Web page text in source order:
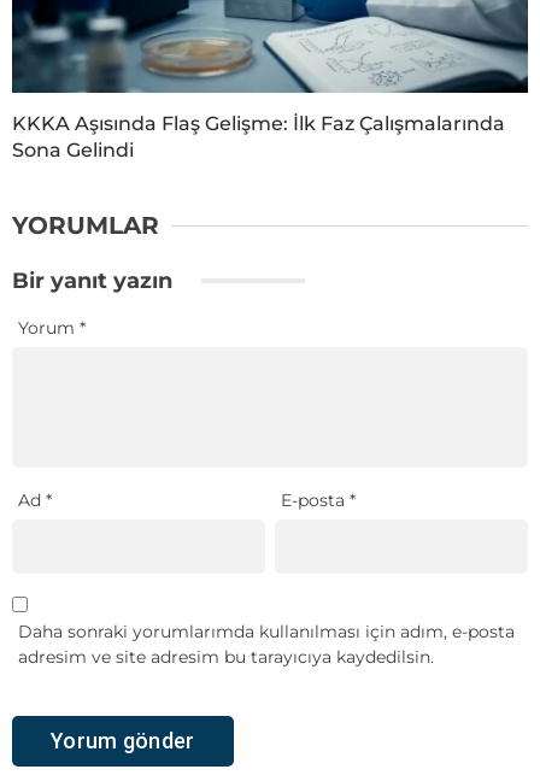
KKKA Aşısında Flaş Gelişme: İlk Faz Çalışmalarında
Sona Gelindi
YORUMLAR
Bir yanıt yazın
Yorum *
Ad * E-posta*
Daha sonraki yorumlarımda kullanılması için adım, e-posta
adresim ve site adresim bu tarayıcıya kaydedilsin.